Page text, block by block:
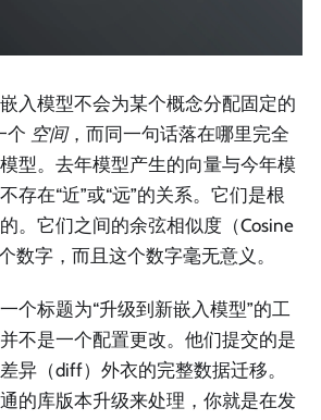
入模型不会为某个概念分配固定的
个 空间，而同一句话落在哪里完全
型。去年模型产生的向量与今年模
存在“近”或“远”的关系。它们是根
。它们之间的余弦相似度（Cosine
数字，而且这个数字毫无意义。
个标题为“升级到新嵌入模型”的工
不是一个配置更改。他们提交的是
异（diff）外衣的完整数据迁移。
的库版本升级来处理，你就是在发